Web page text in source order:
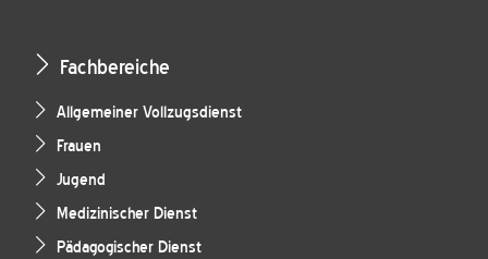
Fachbereiche
Allgemeiner Vollzugsdienst
Frauen
Jugend
Medizinischer Dienst
Pädagogischer Dienst